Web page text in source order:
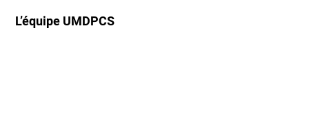
L’équipe UMDPCS